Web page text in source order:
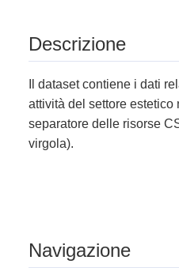
Descrizione
Il dataset contiene i dati
attività del settore estetico
separatore delle risorse
virgola).
Navigazione